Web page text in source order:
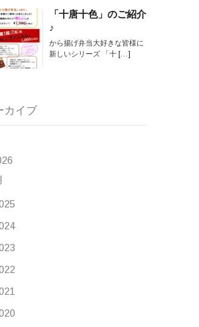
「十唐十色」のご紹介
♪
から揚げ弁当大好きな皆様に
新しいシリーズ 「十 […]
カイブ